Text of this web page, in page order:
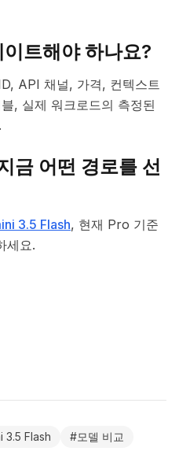
트해야 하나요?
API 채널, 가격, 컨텍스트
, 실제 워크로드의 측정된
금 어떤 경로를 선
3.5 Flash, 현재 Pro 기준
세요.
3.5 Flash #모델 비교